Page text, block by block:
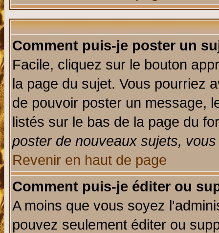
Comment puis-je poster un
Facile, cliquez sur le bouton
la page du sujet. Vous pourriez
de pouvoir poster un message,
listés sur le bas de la page du
poster de nouveaux sujets,
Revenir en haut de page
Comment puis-je éditer ou
A moins que vous soyez
pouvez seulement éditer ou